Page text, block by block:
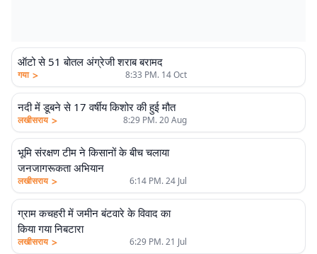
ऑटो से 51 बोतल अंग्रेजी शराब बरामद
गया > 8:33 PM. 14 Oct
नदी में डूबने से 17 वर्षीय किशोर की हुई मौत
लखीसराय > 8:29 PM. 20 Aug
भूमि संरक्षण टीम ने किसानों के बीच चलाया
जनजागरूकता अभियान
लखीसराय > 6:14 PM. 24 Jul
ग्राम कचहरी में जमीन बंटवारे के विवाद का
किया गया निबटारा
लखीसराय > 6:29 PM. 21 Jul